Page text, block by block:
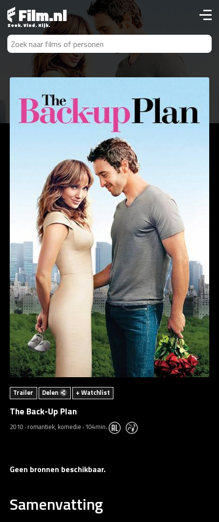
Film.nl
Zoek. Vind. Kijk.
Trailer Delen + Watchlist
The Back-Up Plan
2010 romantiek, komedie 104min.
Geen bronnen beschikbaar.
Samenvatting